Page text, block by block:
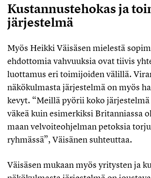
Kustannustehokas ja
järjestelmä
Myös Heikki Väisäsen mielestä
ehdottomia vahvuuksia ovat tiivis
luottamus eri toimijoiden välillä.
näkökulmasta järjestelmä on myös
kevyt. “Meillä pyörii koko
väkeä kuin esimerkiksi Britanniassa
maan velvoiteohjelman petoksia
ryhmässä”, Väisänen suhteuttaa.
Väisäsen mukaan myös yritysten ja